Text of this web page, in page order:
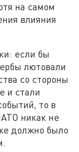
на самом
влияния
если бы
лютовали
со стороны
и стали
то в
никак не
должно было